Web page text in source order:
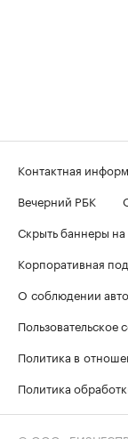
Контактная
Вечерний РБК
Скрыть баннеры
Корпоративная
О соблюдении
Пользовательское
Политика в
Политика